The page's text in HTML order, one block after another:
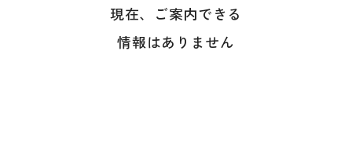
現在、ご案内できる
情報はありません